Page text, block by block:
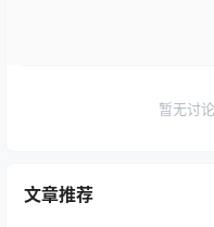
暂无讨
文章推荐